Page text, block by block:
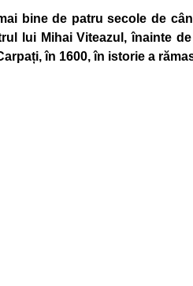
bine de patru secole de
lui Mihai Viteazul, înainte
în 1600, în istorie a